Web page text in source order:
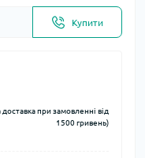
Купити
при замовленні від
1500 гривень)